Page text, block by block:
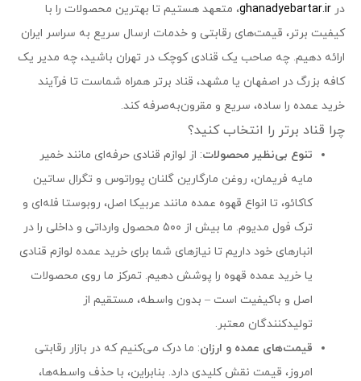
در ghanadyebartar.ir، متعهد هستیم تا بهترین محصولات را با
کیفیت برتر، قیمت‌های رقابتی و خدمات ارسال سریع به سراسر ایران
ارائه دهیم. چه صاحب یک قنادی کوچک در تهران باشید، چه مدیر یک
کافه بزرگ در اصفهان یا مشهد، قناد برتر همراه شماست تا فرآیند
خرید عمده را ساده، سریع و مقرون‌به‌صرفه کند.
چرا قناد برتر را انتخاب کنید؟
تنوع بی‌نظیر محصولات: از لوازم قنادی حرفه‌ای مانند خمیر
مایه فریمان، روغن مارگارین گلنان پوراتوس و تگرال ساتین
کاکائو، تا انواع قهوه عمده مانند عربیکا اصل، روبوستا فله‌ای و
ترک فول مدیوم. ما بیش از ۵۰۰ محصول وارداتی و داخلی را در
انبارهای خود داریم تا نیازهای شما برای خرید عمده لوازم قنادی
یا خرید عمده قهوه را پوشش دهیم. تمرکز ما روی محصولات
اصل و باکیفیت است – بدون واسطه، مستقیم از
تولیدکنندگان معتبر.
قیمت‌های عمده و ارزان: ما درک می‌کنیم که در بازار رقابتی
امروز، قیمت نقش کلیدی دارد. بنابراین، با حذف واسطه‌ها،